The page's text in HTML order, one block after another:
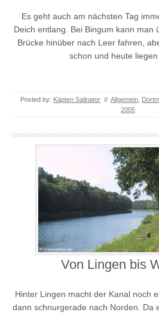
Es geht auch am nächsten Tag
Deich entlang. Bei Bingum kann man
Brücke hinüber nach Leer fahren,
schon und heute liegen
Posted by: Käpten Sailnator // Allgemein
2005
Von Lingen bis
Hinter Lingen macht der Kanal noch
dann schnurgerade nach Norden. Da